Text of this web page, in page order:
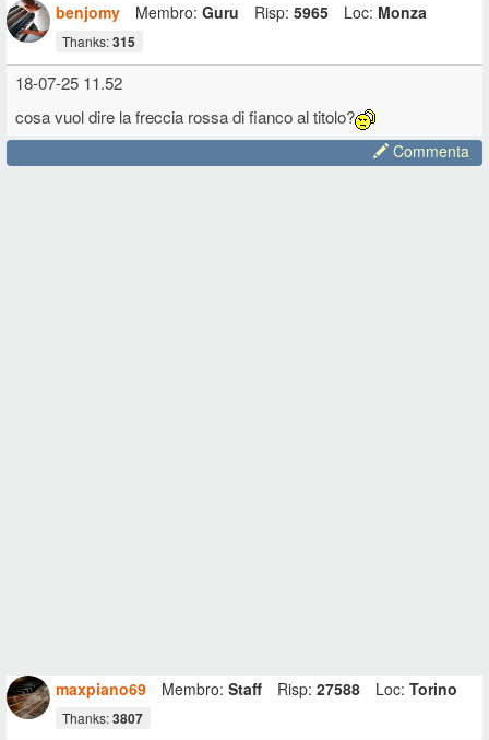
benjomy
Membro: Guru Risp: 5965 Loc: Monza
Thanks:315
18-07-25 11.52
cosa vuol dire la freccia rossa di fianco al titolo?
Commenta
maxpiano69 Membro: Staff Risp: 27588 Loc: Torino
Thanks:3807